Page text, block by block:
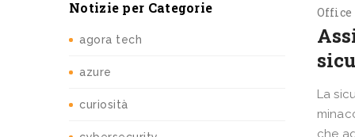
Notizie per Categorie
agora tech
azure
curiosità
Office
La
che